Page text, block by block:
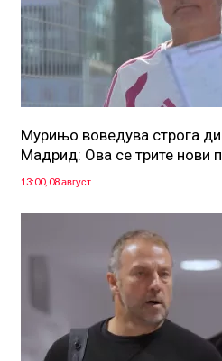
Мурињо воведува строга
Мадрид: Ова се трите нови
13:00, 08 август